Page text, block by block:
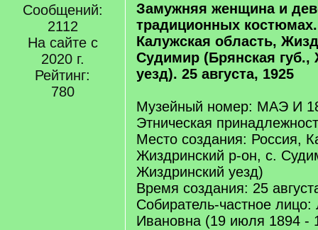
Сообщений:
2112
На сайте с
2020 г.
Рейтинг:
780
Замужняя женщина и
традиционных
Калужская область,
Судимир (Брянская губ.,
уезд). 25 августа, 1925
Музейный номер: МАЭ И
Этническая
Место создания: Россия,
Жиздринский р-он, с.
Жиздринский уезд)
Время создания: 25
Собиратель-частное
Ивановна (19 июля 1894 -